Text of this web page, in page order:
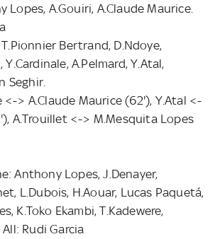
Lopes, A.Gouiri, A.Claude Maurice.
Bertrand, D.Ndoye,
Y.Cardinale, A.Pelmard, Y.Atal,
Seghir.
<-> A.Claude Maurice (62'), Y.Atal <-
A.Trouillet <-> M.Mesquita Lopes
Anthony Lopes, J.Denayer,
L.Dubois, H.Aouar, Lucas Paquetá,
K.Toko Ekambi, T.Kadewere,
All: Rudi Garcia